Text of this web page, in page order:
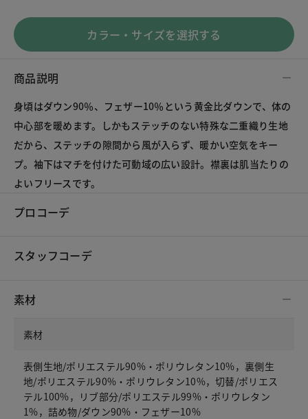
カラー・サイズを選択する
商品説明
身頃はダウン90％、フェザー10％という黄金比ダウンで、体の
中心部を暖めます。しかもステッチのない特殊な二重織り生地
だから、ステッチの隙間から風が入らず、暖かい空気をキー
プ。袖下はマチを付けた可動域の広い設計。襟裏は肌当たりの
よいフリースです。
プロコーデ
スタッフコーデ
素材
素材
表側生地/ポリエステル90%・ポリウレタン10%，裏側生
地/ポリエステル90%・ポリウレタン10%，切替/ポリエス
テル100%，リブ部分/ポリエステル99%・ポリウレタン
1%，詰め物/ダウン90%・フェザー10%